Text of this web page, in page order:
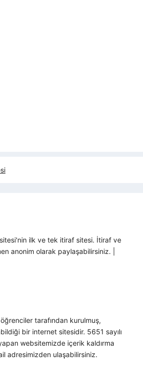
ilk ve tek itiraf sitesi. İtiraf ve
anonim olarak paylaşabilirsiniz. |
tarafından kurulmuş,
bir internet sitesidir. 5651 sayılı
websitemizde içerik kaldırma
adresimizden ulaşabilirsiniz.